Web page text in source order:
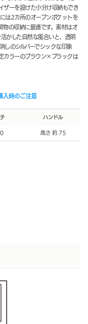
ザーを設けた小分け収納もでき
は2カ所のオープンポケットを
物の収納に最適です。素材はオ
かした自然な風合いと、透明
しのシルバーでシックな印象
カラーのブラウン×ブラックは
入時のご注意
ハンドル
高さ 約 75